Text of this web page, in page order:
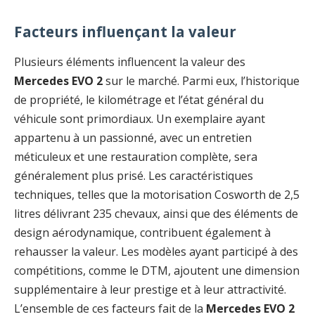
Facteurs influençant la valeur
Plusieurs éléments influencent la valeur des
Mercedes EVO 2sur le marché. Parmi eux, l’historique
de propriété, le kilométrage et l’état général du
véhicule sont primordiaux. Un exemplaire ayant
appartenu à un passionné, avec un entretien
méticuleux et une restauration complète, sera
généralement plus prisé. Les caractéristiques
techniques, telles que la motorisation Cosworth de 2,5
litres délivrant 235 chevaux, ainsi que des éléments de
design aérodynamique, contribuent également à
rehausser la valeur. Les modèles ayant participé à des
compétitions, comme le DTM, ajoutent une dimension
supplémentaire à leur prestige et à leur attractivité.
L’ensemble de ces facteurs fait de la Mercedes EVO 2